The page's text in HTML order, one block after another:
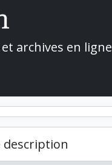
archives en ligne
description